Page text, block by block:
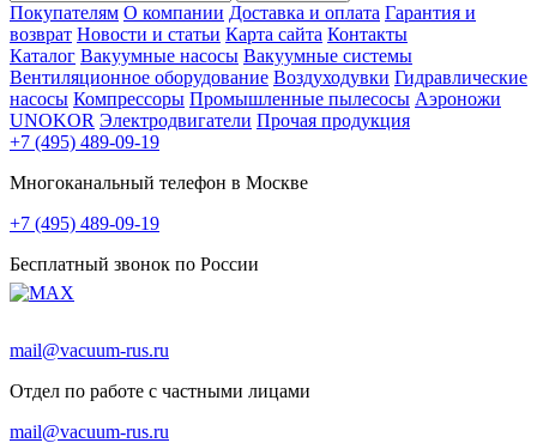
Покупателям О компании Доставка и оплата Гарантия и
возврат Новости и статьи Карта сайта Контакты
Каталог Вакуумные насосы Вакуумные системы
Вентиляционное оборудование Воздуходувки Гидравлические
насосы Компрессоры Промышленные пылесосы Аэроножи
UNOKOR Электродвигатели Прочая продукция
+7 (495) 489-09-19
Многоканальный телефон в Москве
+7 (495) 489-09-19
Бесплатный звонок по России
mail@vacuum-rus.ru
Отдел по работе с частными лицами
mail@vacuum-rus.ru